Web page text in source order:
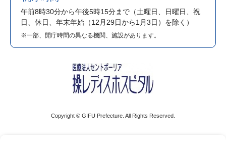
午前8時30分から午後5時15分まで （土曜日、日曜日、祝
日、休日、年末年始（12月29日から1月3日）を除く）
※一部、開庁時間の異なる機関、施設があります。
Copyright © GIFU Prefecture. All Rights Reserved.